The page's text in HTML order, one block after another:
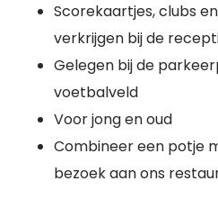
Scorekaartjes, clubs
verkrijgen bij de
Gelegen bij de
voetbalveld
Voor jong en oud
Combineer een potje
bezoek aan ons